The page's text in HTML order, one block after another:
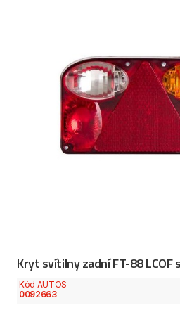
Kryt svítilny zadní FT-88
Kód AUTOS
0092663